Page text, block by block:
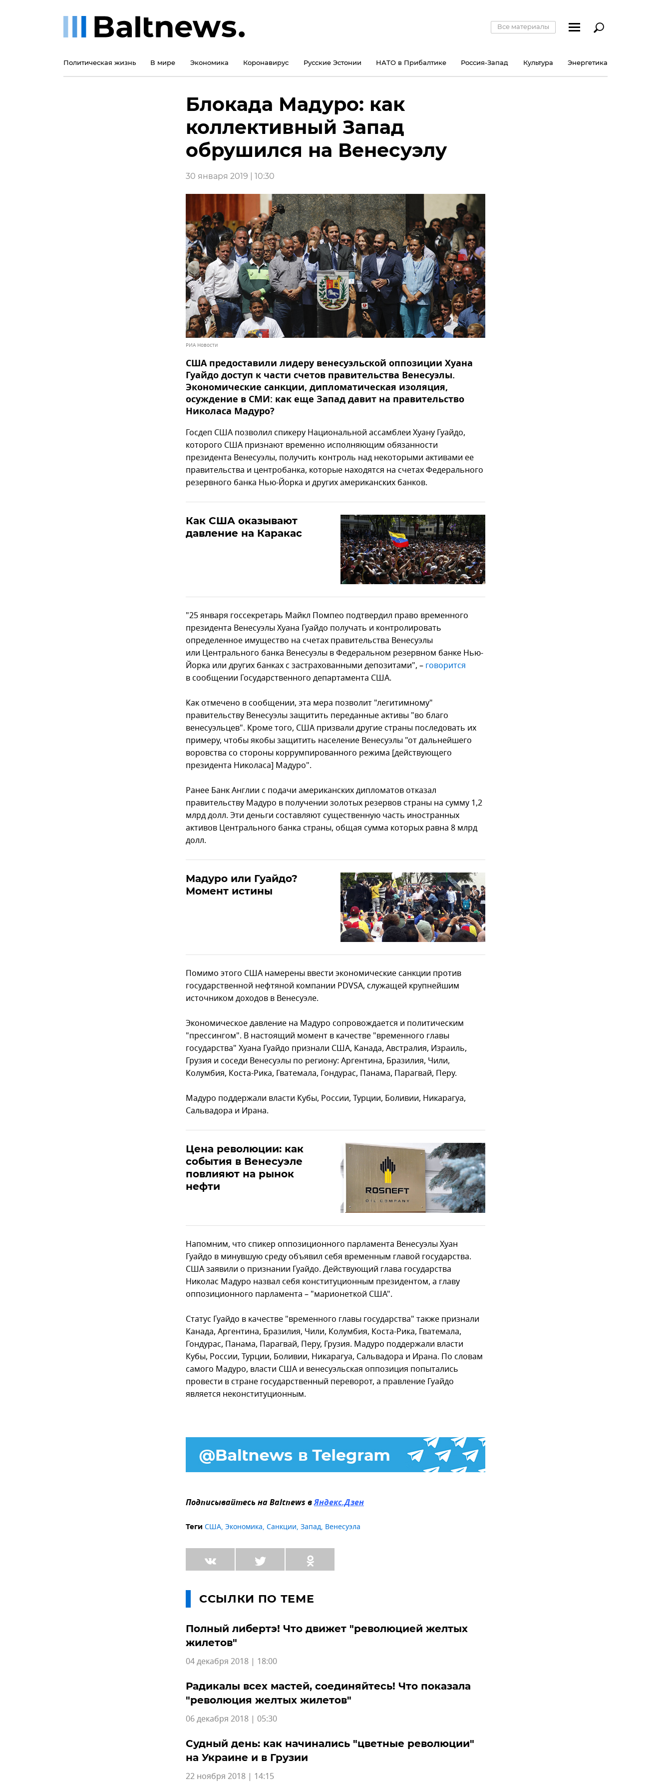
Все материалы
Политическая жизнь В мире Экономика Коронавирус Русские Эстонии НАТО в Прибалтике Россия-Запад Культура Энергетика
Блокада Мадуро: как
коллективный Запад
обрушился на Венесуэлу
30 января 2019 | 10:30
РИА Новости
США предоставили лидеру венесуэльской оппозиции Хуана
Гуайдо доступ к части счетов правительства Венесуэлы.
Экономические санкции, дипломатическая изоляция,
осуждение в СМИ: как еще Запад давит на правительство
Николаса Мадуро?
Госдеп США позволил спикеру Национальной ассамблеи Хуану Гуайдо,
которого США признают временно исполняющим обязанности
президента Венесуэлы, получить контроль над некоторыми активами ее
правительства и центробанка, которые находятся на счетах Федерального
резервного банка Нью-Йорка и других американских банков.
Как США оказывают
давление на Каракас
"25 января госсекретарь Майкл Помпео подтвердил право временного
президента Венесуэлы Хуана Гуайдо получать и контролировать
определенное имущество на счетах правительства Венесуэлы
или Центрального банка Венесуэлы в Федеральном резервном банке Нью-
Йорка или других банках с застрахованными депозитами", – говорится
в сообщении Государственного департамента США.
Как отмечено в сообщении, эта мера позволит "легитимному"
правительству Венесуэлы защитить переданные активы "во благо
венесуэльцев". Кроме того, США призвали другие страны последовать их
примеру, чтобы якобы защитить население Венесуэлы "от дальнейшего
воровства со стороны коррумпированного режима [действующего
президента Николаса] Мадуро".
Ранее Банк Англии с подачи американских дипломатов отказал
правительству Мадуро в получении золотых резервов страны на сумму 1,2
млрд долл. Эти деньги составляют существенную часть иностранных
активов Центрального банка страны, общая сумма которых равна 8 млрд
долл.
Мадуро или Гуайдо?
Момент истины
Помимо этого США намерены ввести экономические санкции против
государственной нефтяной компании PDVSA, служащей крупнейшим
источником доходов в Венесуэле.
Экономическое давление на Мадуро сопровождается и политическим
"прессингом". В настоящий момент в качестве "временного главы
государства" Хуана Гуайдо признали США, Канада, Австралия, Израиль,
Грузия и соседи Венесуэлы по региону: Аргентина, Бразилия, Чили,
Колумбия, Коста-Рика, Гватемала, Гондурас, Панама, Парагвай, Перу.
Мадуро поддержали власти Кубы, России, Турции, Боливии, Никарагуа,
Сальвадора и Ирана.
Цена революции: как
события в Венесуэле
повлияют на рынок
нефти
Напомним, что спикер оппозиционного парламента Венесуэлы Хуан
Гуайдо в минувшую среду объявил себя временным главой государства.
США заявили о признании Гуайдо. Действующий глава государства
Николас Мадуро назвал себя конституционным президентом, а главу
оппозиционного парламента – "марионеткой США".
Статус Гуайдо в качестве "временного главы государства" также признали
Канада, Аргентина, Бразилия, Чили, Колумбия, Коста-Рика, Гватемала,
Гондурас, Панама, Парагвай, Перу, Грузия. Мадуро поддержали власти
Кубы, России, Турции, Боливии, Никарагуа, Сальвадора и Ирана. По словам
самого Мадуро, власти США и венесуэльская оппозиция попытались
провести в стране государственный переворот, а правление Гуайдо
является неконституционным.
Подписывайтесь на Baltnews вЯндекс.Дзен
Теги США, Экономика, Санкции, Запад, Венесуэла
ССЫЛКИ ПО ТЕМЕ
Полный либертэ! Что движет "революцией желтых
жилетов"
04 декабря 2018 | 18:00
Радикалы всех мастей, соединяйтесь! Что показала
"революция желтых жилетов"
06 декабря 2018 | 05:30
Судный день: как начинались "цветные революции"
на Украине и в Грузии
22 ноября 2018 | 14:15